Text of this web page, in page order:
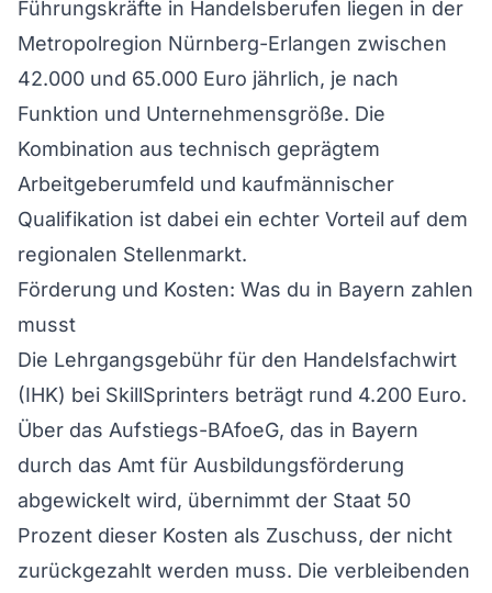
Führungskräfte in Handelsberufen liegen in der
Metropolregion Nürnberg-Erlangen zwischen
42.000 und 65.000 Euro jährlich, je nach
Funktion und Unternehmensgröße. Die
Kombination aus technisch geprägtem
Arbeitgeberumfeld und kaufmännischer
Qualifikation ist dabei ein echter Vorteil auf dem
regionalen Stellenmarkt.
Förderung und Kosten: Was du in Bayern zahlen
musst
Die Lehrgangsgebühr für den Handelsfachwirt
(IHK) bei SkillSprinters beträgt rund 4.200 Euro.
Über das Aufstiegs-BAfoeG, das in Bayern
durch das Amt für Ausbildungsförderung
abgewickelt wird, übernimmt der Staat 50
Prozent dieser Kosten als Zuschuss, der nicht
zurückgezahlt werden muss. Die verbleibenden